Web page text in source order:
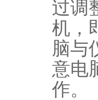
过调
机，
脑与
意电
作。